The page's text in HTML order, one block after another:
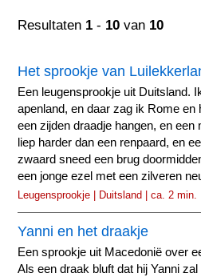
Resultaten 1 - 10 van 10
Het sprookje van
Een leugensprookje uit Duitsland.
apenland, en daar zag ik Rome en
een zijden draadje hangen, en een
liep harder dan een renpaard, en
zwaard sneed een brug
een jonge ezel met een zilveren
Leugensprookje | Duitsland | ca. 2 min.
Yanni en het draakje
Een sprookje uit Macedonië over
Als een draak bluft dat hij Yanni